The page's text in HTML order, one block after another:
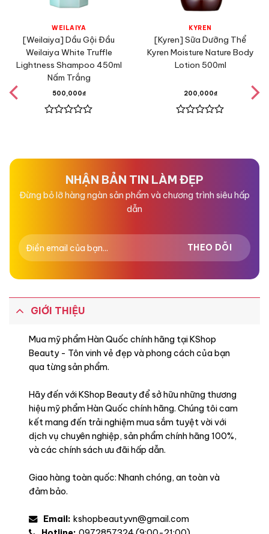
WEILAIYA
[Weilaiya] Dầu Gội Đầu
Weilaiya White Truffle
Lightness Shampoo 450ml
Nấm Trắng
500,000₫
5
KYREN
[Kyren] Sữa Dưỡng Thể
Kyren Moisture Nature Body
Lotion 500ml
200,000₫
5
NHẬN BẢN TIN LÀM ĐẸP
Đừng bỏ lỡ hàng ngàn sản phẩm và chương trình siêu hấp
dẫn
GIỚI THIỆU
Mua mỹ phẩm Hàn Quốc chính hãng tại KShop
Beauty - Tôn vinh vẻ đẹp và phong cách của bạn
qua từng sản phẩm.
Hãy đến với KShop Beauty để sở hữu những thương
hiệu mỹ phẩm Hàn Quốc chính hãng. Chúng tôi cam
kết mang đến trải nghiệm mua sắm tuyệt vời với
dịch vụ chuyên nghiệp, sản phẩm chính hãng 100%,
và các chính sách ưu đãi hấp dẫn.
Giao hàng toàn quốc: Nhanh chóng, an toàn và
đảm bảo.
Email: kshopbeautyvn@gmail.com